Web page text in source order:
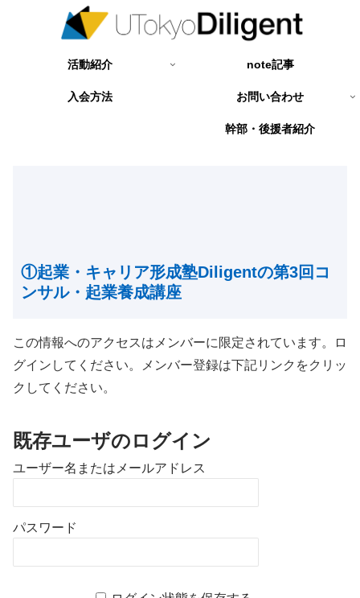
活動紹介 note記事
入会方法 お問い合わせ
幹部・後援者紹介
①起業・キャリア形成塾Diligentの第3回コ
ンサル・起業養成講座
この情報へのアクセスはメンバーに限定されています。ロ
グインしてください。メンバー登録は下記リンクをクリッ
クしてください。
既存ユーザのログイン
ユーザー名またはメールアドレス
パスワード